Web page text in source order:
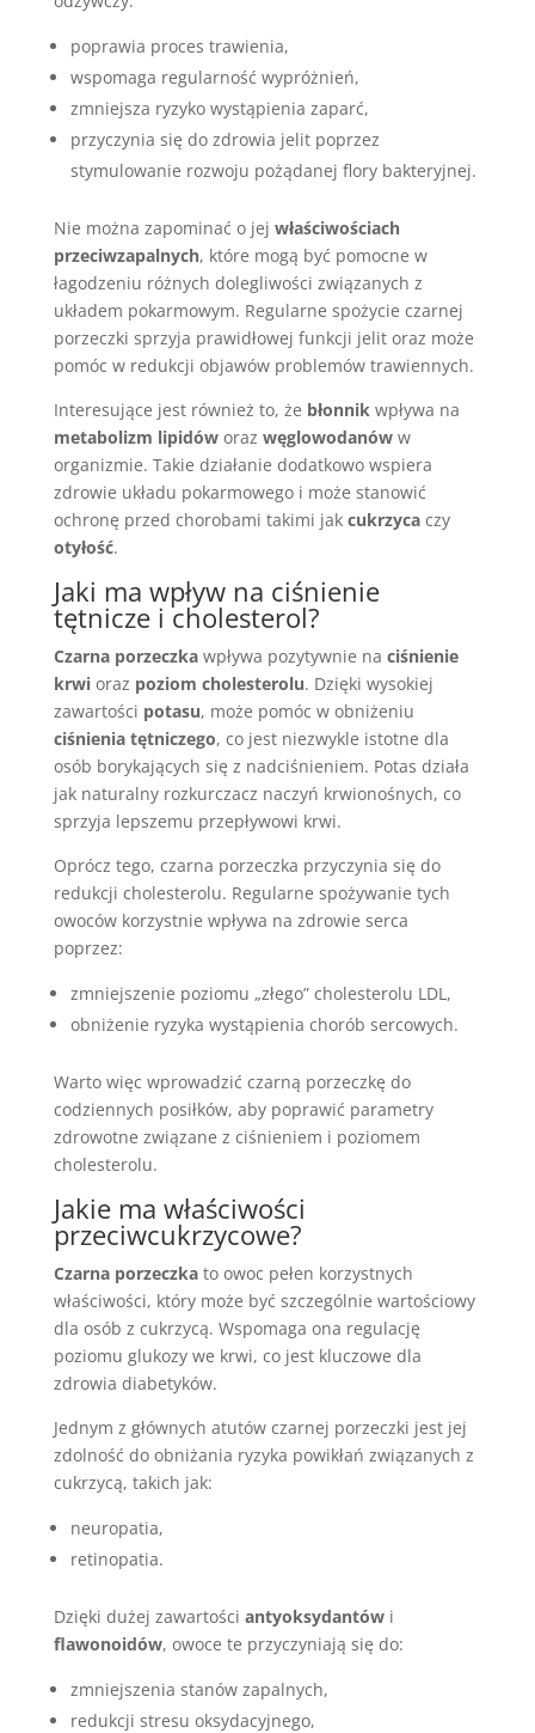
poprawia proces trawienia,
wspomaga regularność wypróżnień,
zmniejsza ryzyko wystąpienia zaparć,
przyczynia się do zdrowia jelit poprzez
stymulowanie rozwoju pożądanej flory bakteryjnej.
Nie można zapominać o jej właściwościach
przeciwzapalnych, które mogą być pomocne w
łagodzeniu różnych dolegliwości związanych z
układem pokarmowym. Regularne spożycie czarnej
porzeczki sprzyja prawidłowej funkcji jelit oraz może
pomóc w redukcji objawów problemów trawiennych.
Interesujące jest również to, że błonnikwpływa na
metabolizm lipidóworaz węglowodanóww
organizmie. Takie działanie dodatkowo wspiera
zdrowie układu pokarmowego i może stanowić
ochronę przed chorobami takimi jak cukrzycaczy
otyłość.
Jaki ma wpływ na ciśnienie
tętnicze i cholesterol?
Czarna porzeczkawpływa pozytywnie na ciśnienie
krwioraz poziom cholesterolu. Dzięki wysokiej
zawartości potasu, może pomóc w obniżeniu
ciśnienia tętniczego, co jest niezwykle istotne dla
osób borykających się z nadciśnieniem. Potas działa
jak naturalny rozkurczacz naczyń krwionośnych, co
sprzyja lepszemu przepływowi krwi.
Oprócz tego, czarna porzeczka przyczynia się do
redukcji cholesterolu. Regularne spożywanie tych
owoców korzystnie wpływa na zdrowie serca
poprzez:
zmniejszenie poziomu „złego” cholesterolu LDL,
obniżenie ryzyka wystąpienia chorób sercowych.
Warto więc wprowadzić czarną porzeczkę do
codziennych posiłków, aby poprawić parametry
zdrowotne związane z ciśnieniem i poziomem
cholesterolu.
Jakie ma właściwości
przeciwcukrzycowe?
Czarna porzeczkato owoc pełen korzystnych
właściwości, który może być szczególnie wartościowy
dla osób z cukrzycą. Wspomaga ona regulację
poziomu glukozy we krwi, co jest kluczowe dla
zdrowia diabetyków.
Jednym z głównych atutów czarnej porzeczki jest jej
zdolność do obniżania ryzyka powikłań związanych z
cukrzycą, takich jak:
neuropatia,
retinopatia.
Dzięki dużej zawartości antyoksydantówi
flawonoidów, owoce te przyczyniają się do:
zmniejszenia stanów zapalnych,
redukcji stresu oksydacyjnego,